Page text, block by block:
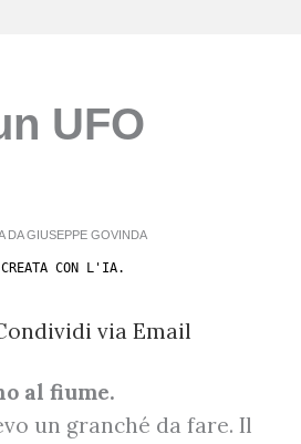
UFO
CON L'IA.
al fiume.
un granché da fare. Il